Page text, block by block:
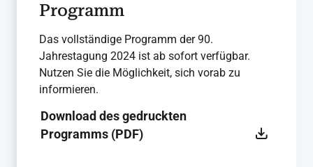
Programm
Das vollständige Programm der 90.
Jahrestagung 2024 ist ab sofort verfügbar.
Nutzen Sie die Möglichkeit, sich vorab zu
informieren.
Download des gedruckten
Programms (PDF)